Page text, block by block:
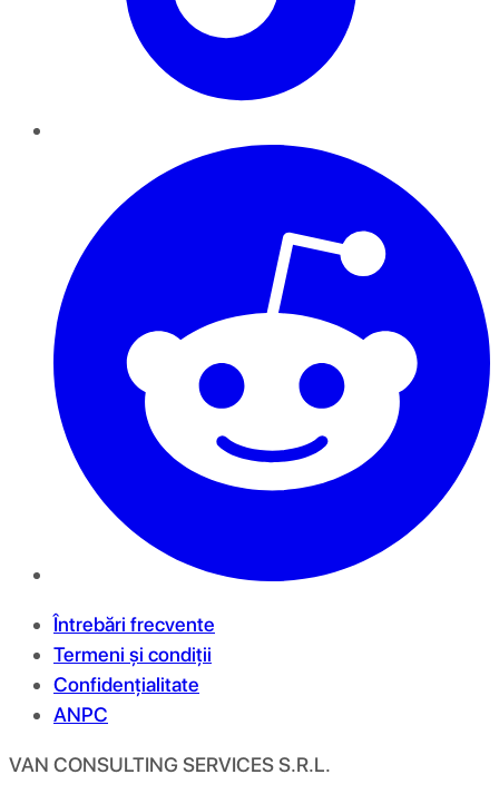
Întrebări frecvente
Termeni și condiții
Confidențialitate
ANPC
VAN CONSULTING SERVICES S.R.L.